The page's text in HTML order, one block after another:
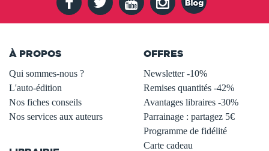
À PROPOS
Qui sommes-nous ?
L'auto-édition
Nos fiches conseils
Nos services aux auteurs
OFFRES
Newsletter -10%
Remises quantités -42%
Avantages libraires -30%
Parrainage : partagez 5€
Programme de fidélité
Carte cadeau